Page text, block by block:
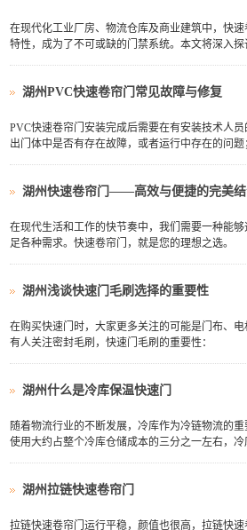
在现代化工业厂房、物流仓库及商业建筑中，快
特性，成为了不可或缺的门禁系统。本文将深入
湖州PVC快速卷帘门常见故障与修复
PVC快速卷帘门安装完成后需要在有安装技术人
出门体中是否有存在故障，或者运行中存在的问
门帘等保质时间。
湖州快速卷帘门——高效与便捷的完美
在现代生活和工作的快节奏中，我们需要一种能
足各种需求。快速卷帘门，就是您的理想之选。
湖州浅谈快速门毛刷选择的重要性
在购买快速门时，大家更多关注的可能是门布、
有人关注密封毛刷，快速门毛刷的重要性：
湖州什么是冷库保温快速门
随着物流行业的不断发展，冷库作为冷链物流的
使用大约占整个冷库仓储成本的三分之一左右，
湖州拉链快速卷帘门
拉链快速卷帘门运行平稳，颜值也很高，拉链快